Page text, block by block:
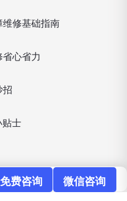
修基础指南
心省力
招
士
免费咨询 微信咨询